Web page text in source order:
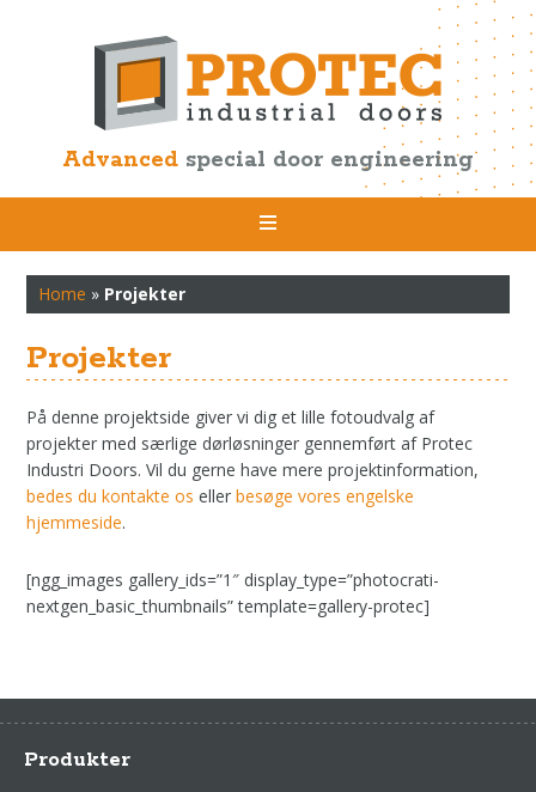
Advanced special door engineering
Home » Projekter
Projekter
På denne projektside giver vi dig et lille fotoudvalg af
projekter med særlige dørløsninger gennemført af Protec
Industri Doors. Vil du gerne have mere projektinformation,
bedes du kontakte os ellerbesøge vores engelske
hjemmeside.
[ngg_images gallery_ids=”1″ display_type=”photocrati-
nextgen_basic_thumbnails” template=gallery-protec]
Produkter